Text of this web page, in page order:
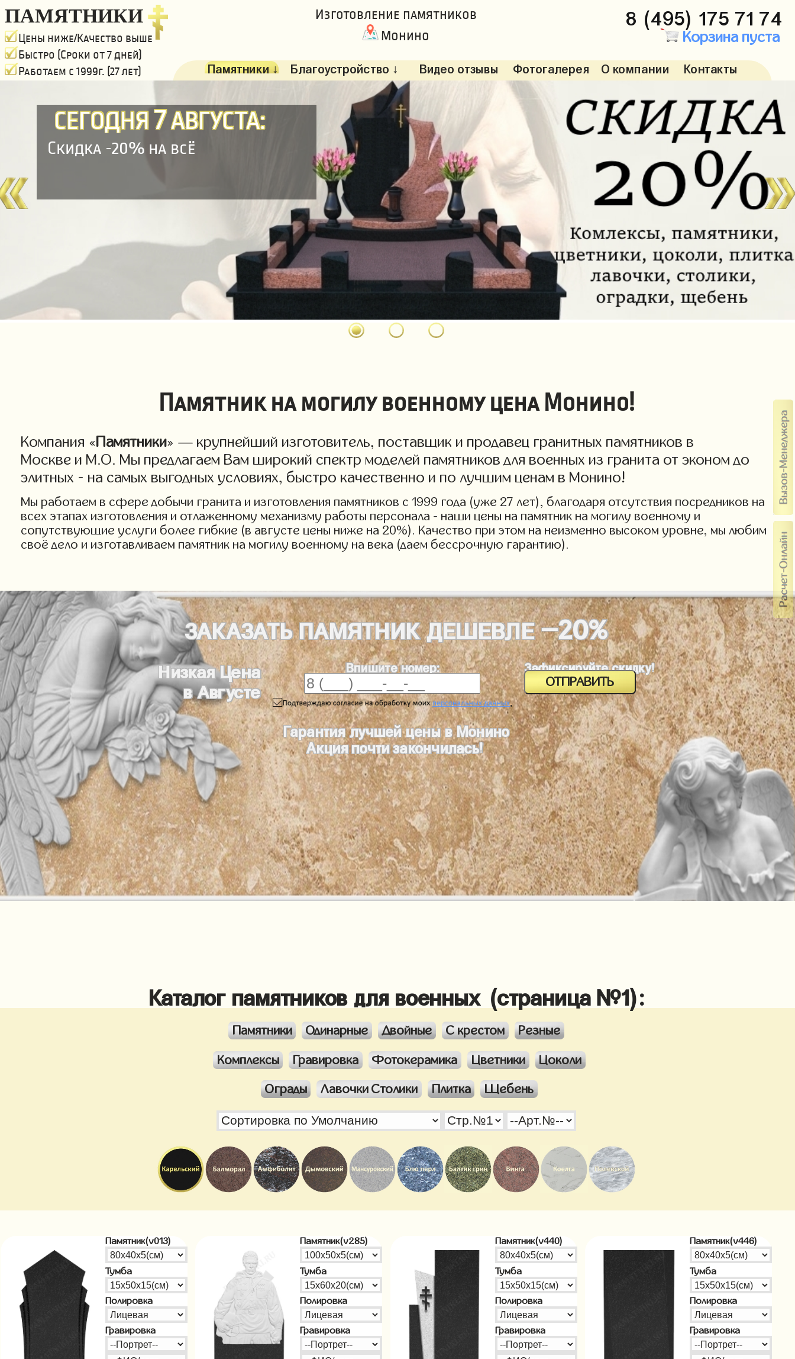
ПАМЯТНИКИ
Цены ниже/Качество выше
Быстро (Сроки от 7 дней)
Работаем с 1999г. (27 лет)
Изготовление памятников
Монино
8 (495) 175 71 74
Корзина пуста
Памятники ↓ Благоустройство ↓ Видео отзывы Фотогалерея О компании Контакты
СЕГОДНЯ7АВГУСТА:
Скидка -20% на всё
Памятник на могилу военному цена Монино!
Компания « Памятники» — крупнейший изготовитель, поставщик и продавец гранитных памятников в
Москве и М.О. Мы предлагаем Вам широкий спектр моделей памятников для военных из гранита от эконом до
элитных - на самых выгодных условиях, быстро качественно и по лучшим ценам в Монино!
Мы работаем в сфере добычи гранита и изготовления памятников с 1999 года (уже 27 лет), благодаря отсутствия посредников на
всех этапах изготовления и отлаженному механизму работы персонала - наши цены на памятник на могилу военному и
сопутствующие услуги более гибкие (в августе цены ниже на 20%). Качество при этом на неизменно высоком уровне, мы любим
своё дело и изготавливаем памятник на могилу военному на века (даем бессрочную гарантию).
ЗАКАЗАТЬПАМЯТНИКДЕШЕВЛЕ-20%
Низкая Цена
в Августе
Впишите номер:
.
Зафиксируйте скидку!
Гарантия лучшей цены в Монино
Акция почти закончилась!
Каталог памятников для военных (страница №1):
Памятники Одинарные Двойные С крестом Резные
Комплексы Гравировка Фотокерамика Цветники Цоколи
Ограды Лавочки Столики Плитка Щебень
Памятник(v013)
Тумба
Полировка
Гравировка
Памятник(v285)
Тумба
Полировка
Гравировка
Памятник(v440)
Тумба
Полировка
Гравировка
Памятник(v446)
Тумба
Полировка
Гравировка